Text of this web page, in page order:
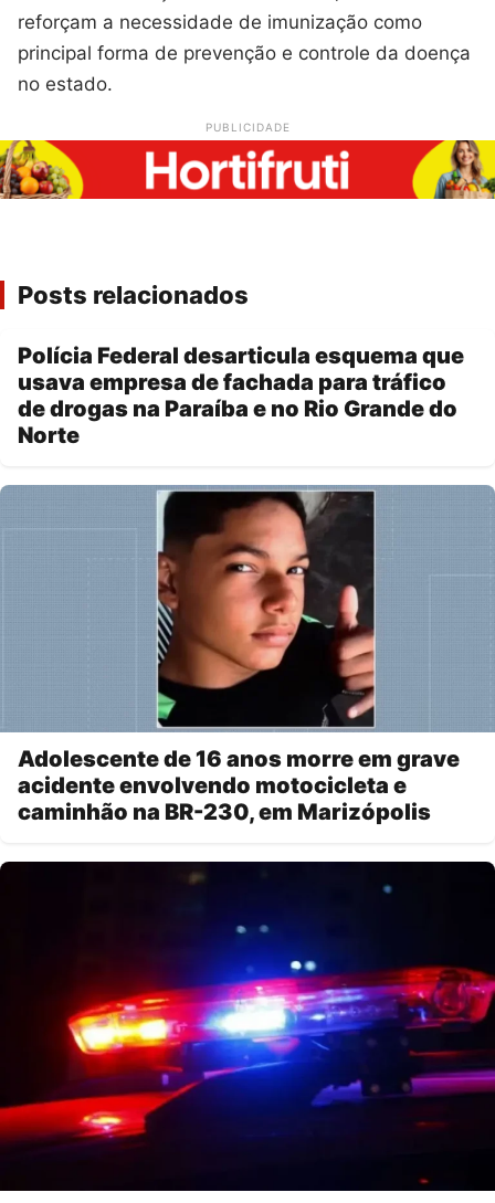
reforçam a necessidade de imunização como
principal forma de prevenção e controle da doença
no estado.
PUBLICIDADE
Posts relacionados
Polícia Federal desarticula esquema que
usava empresa de fachada para tráfico
de drogas na Paraíba e no Rio Grande do
Norte
Adolescente de 16 anos morre em grave
acidente envolvendo motocicleta e
caminhão na BR-230, em Marizópolis